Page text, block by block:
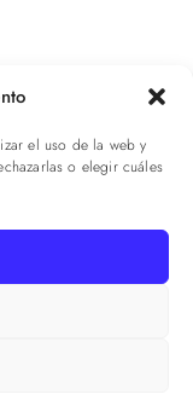
el uso de la web y
o elegir cuáles
S.L. · B-90471293 ·